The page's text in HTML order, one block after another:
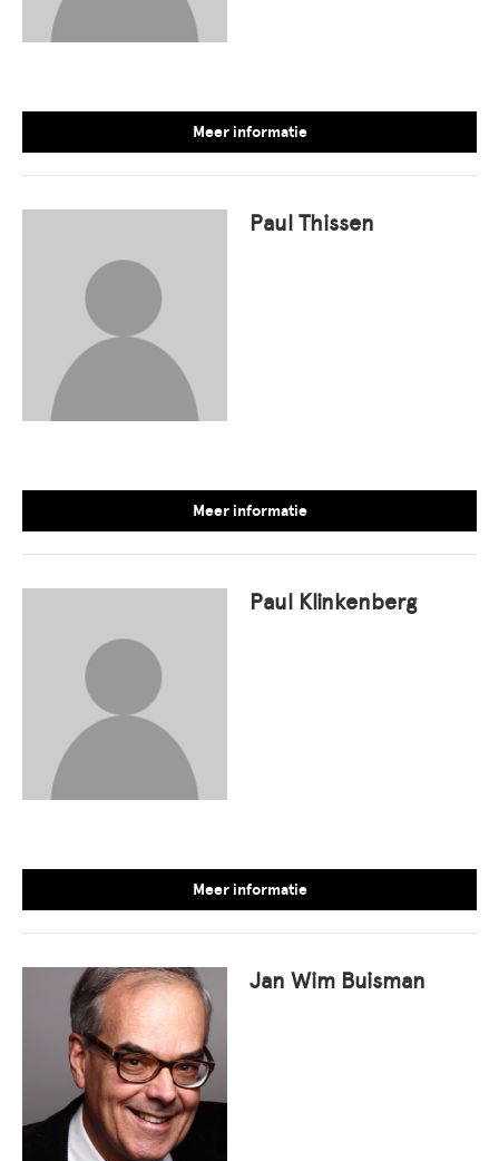
Meer informatie
Paul Thissen
Meer informatie
Paul Klinkenberg
Meer informatie
Jan Wim Buisman